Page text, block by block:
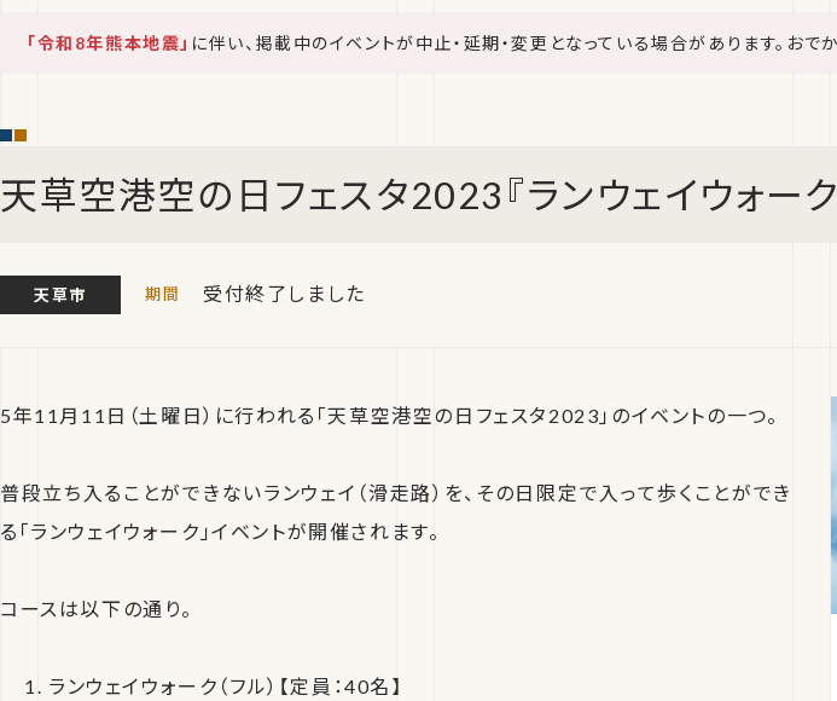
「令和8年熊本地震」 に伴い、掲載中のイベントが中止・延期・変更となっている場合があります。お
天草空港空の日フェスタ2023『ランウェイウォーク
天草市 受付終了しました
5年11月11日（土曜日）に行われる「天草空港空の日フェスタ2023」のイベントの一つ。
普段立ち入ることができないランウェイ（滑走路）を、その日限定で入って歩くことができ
る「ランウェイウォーク」イベントが開催されます。
コースは以下の通り。
ランウェイウォーク（フル）【定員：40名】